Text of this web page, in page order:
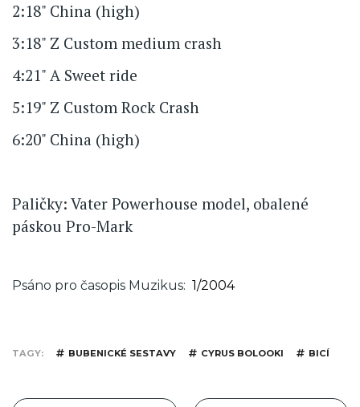
2:18" China (high)
3:18" Z Custom medium crash
4:21" A Sweet ride
5:19" Z Custom Rock Crash
6:20" China (high)
Paličky: Vater Powerhouse model, obalené
páskou Pro-Mark
Psáno pro časopis Muzikus 1/2004
TAGY BUBENICKÉ SESTAVY CYRUS BOLOOKI BICÍ